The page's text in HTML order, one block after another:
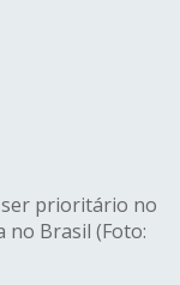
ser prioritário no
no Brasil (Foto: